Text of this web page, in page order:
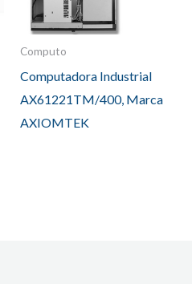
Computo
Computadora Industrial
AX61221TM/400, Marca
AXIOMTEK